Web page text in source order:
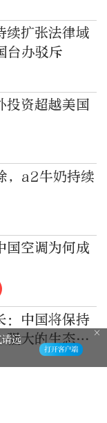
扩张法律域
台办驳斥
投资超越美国
，a2牛奶持续
国空调为何成
：中国将保持
强大的生态系
远